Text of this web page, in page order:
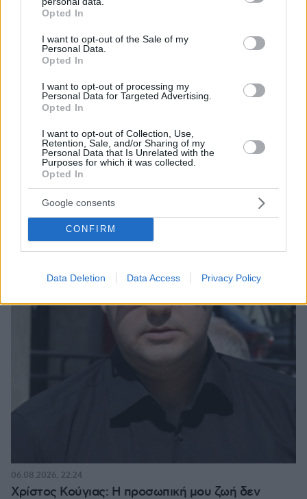
grant or deny consent to Google and its third-party tags to
use your data for below specified purposes in below Google
consent section.
Opted In
I want to opt-out of the Sale of my
Personal Data.
Opted In
I want to opt-out of processing my
Personal Data for Targeted Advertising.
Opted In
I want to opt-out of Collection, Use,
Retention, Sale, and/or Sharing of my
Personal Data that Is Unrelated with the
Purposes for which it was collected.
Opted In
Google consents
CONFIRM
Data Deletion Data Access Privacy Policy
Πώς έγινε η τραγωδία με την νεκρή μητέρα στα
Μάλια: Βούτηξε για να βοηθήσει τη φίλη της και
πνίγηκε, τα παιδιά φώναζαν για βοήθεια
06.08.2026, 21:23
Χρίστος Κούγιας: Η προσωπική μου ζωή δεν
06.08.2026, 22:24